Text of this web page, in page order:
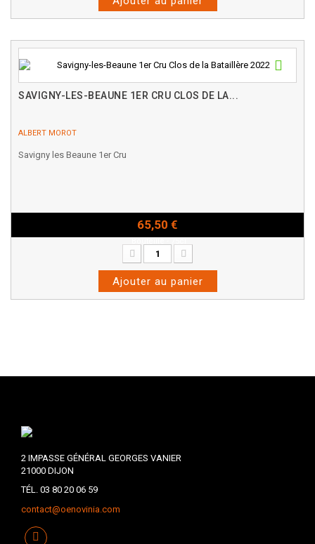
SAVIGNY-LES-BEAUNE 1ER CRU CLOS DE LA...
ALBERT MOROT
Savigny les Beaune 1er Cru
65,50 €
Ajouter au panier
2 IMPASSE GÉNÉRAL GEORGES VANIER
21000 DIJON
TÉL. 03 80 20 06 59
contact@oenovinia.com